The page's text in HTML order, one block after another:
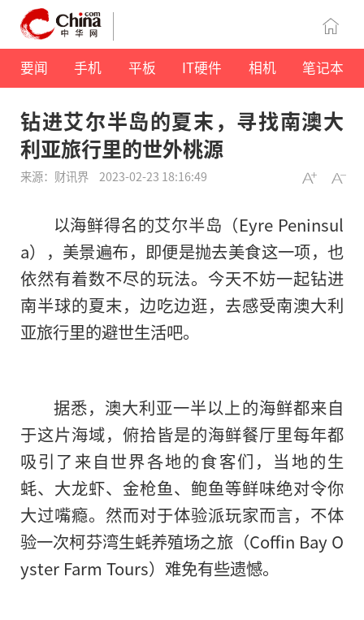
要闻 手机 平板 IT硬件 相机 笔记本
钻进艾尔半岛的夏末，寻找南澳大
利亚旅行里的世外桃源
来源：财讯界 2023-02-23 18:16:49
以海鲜得名的艾尔半岛（Eyre Peninsul
a），美景遍布，即便是抛去美食这一项，也
依然有着数不尽的玩法。今天不妨一起钻进
南半球的夏末，边吃边逛，去感受南澳大利
亚旅行里的避世生活吧。
据悉，澳大利亚一半以上的海鲜都来自
于这片海域，俯拾皆是的海鲜餐厅里每年都
吸引了来自世界各地的食客们，当地的生
蚝、大龙虾、金枪鱼、鲍鱼等鲜味绝对令你
大过嘴瘾。然而对于体验派玩家而言，不体
验一次柯芬湾生蚝养殖场之旅（Coffin Bay O
yster Farm Tours）难免有些遗憾。